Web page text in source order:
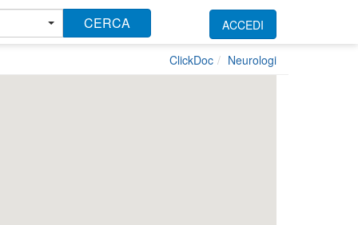
CERCA ACCEDI
ClickDoc Neurologi